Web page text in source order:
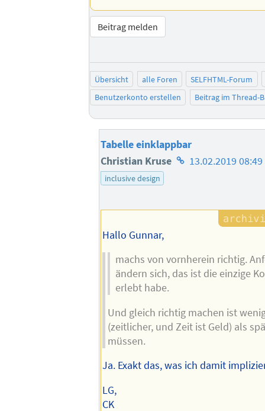
Beitrag melden
Übersicht alle Foren
SELFHTML-Forum
Benutzerkonto erstellen
Beitrag im Thread-
Tabelle einklappbar
Christian Kruse Homepage
13.02.2019 08:49
inclusive design
Hallo Gunnar,
machs von vornherein richtig.
ändern sich, das ist die einzige
erlebt habe.
Und gleich richtig machen ist
(zeitlicher, und Zeit ist Geld) als
müssen.
Ja. Exakt das, was ich damit
LG,
CK